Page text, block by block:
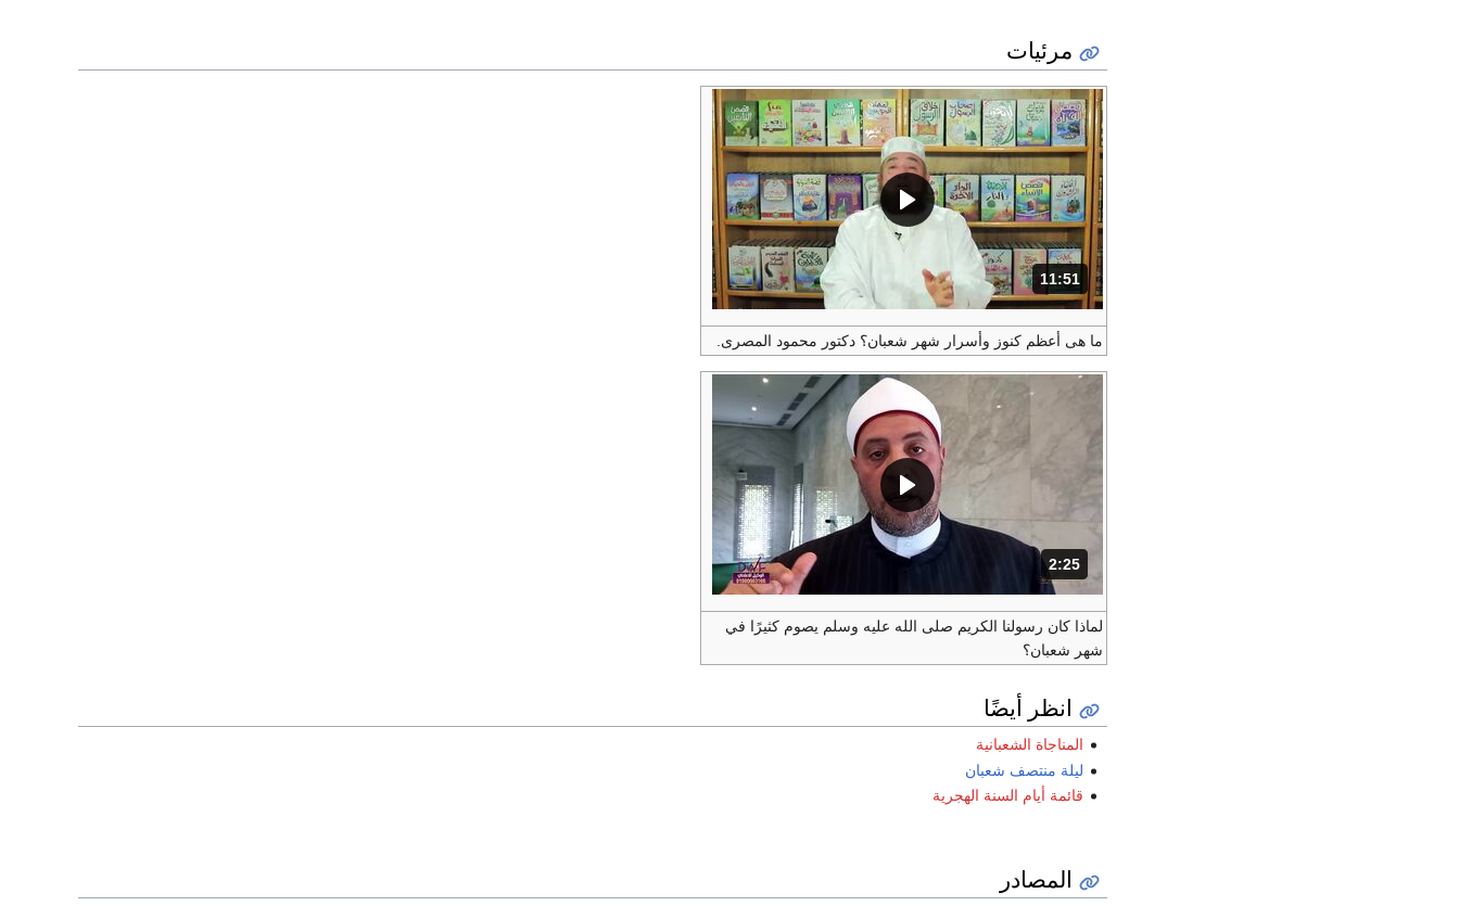
مرئيات
المدة: دقائق و 51 ثواني.
11:51
ما هى أعظم كنوز وأسرار شهر شعبان؟ دكتور محمود المصرى.
المدة: دقائق و 25 ثواني.
2:25
لماذا كان رسولنا الكريم صلى الله عليه وسلم يصوم كثيرًا في
شهر شعبان؟
انظر أيضًا
المناجاة الشعبانية
ليلة منتصف شعبان
قائمة أيام السنة الهجرية
المصادر